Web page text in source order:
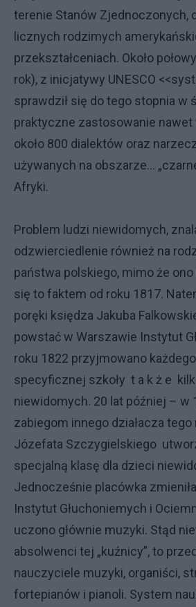
terenie Stanów Zjednoczonych,
licznych rodzimych
przekształceniach. Około
rok), z inicjatywy UNESCO
sprawdził się do tego stopnia w
praktyczne zastosowanie
około 800 dialektów oraz
używanych na obszarze…
Afryki.
Problem ludzi niewidomych,
odzwierciedlenie również na
państwa polskiego, mimo że ono
się to faktem od roku 1817.
poręki księdza Jakuba
powstać w Warszawie Instytut
roku 1822 przyjmowano
specyficznej szkoły t a k ż e
niewidomych. 20 lat później – w
zabiegom innego działacza
Józefata Szczygielskiego
specjalną klasę dla dzieci
Jednocześnie placówka
Instytut Głuchoniemych i
uczono głównie muzyki. Stąd
absolwenci tej „kuźnicy”, to
nauczyciele muzyki, organiści,
fortepianów i pianoli. System